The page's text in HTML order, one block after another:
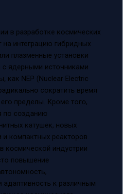
в разработке космических
на интеграцию гибридных
плазменные установки
с ядерными источниками
как NEP (Nuclear Electric
сократить время
пределы. Кроме того,
по созданию
катушек, новых
и компактных реакторов.
космической индустрии
повышение
адаптивность к различным